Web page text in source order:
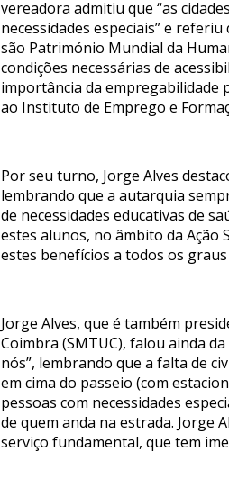
vereadora admitiu que “as
necessidades especiais” e
são Património Mundial da
condições necessárias de
importância da empregabilidade
ao Instituto de Emprego e
Por seu turno, Jorge Alves
lembrando que a autarquia
de necessidades educativas de
estes alunos, no âmbito da Ação
estes benefícios a todos os
Jorge Alves, que é também
Coimbra (SMTUC), falou ainda
nós”, lembrando que a falta de
em cima do passeio (com
pessoas com necessidades
de quem anda na estrada. Jorge
serviço fundamental, que tem